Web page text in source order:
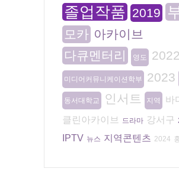
졸업작품 2019
모카 아카이브
다큐멘터리
영도 2022
미디어커뮤니케이션학부 2023
동서대학교 인서트 지역
바
클린아카이브
드라마 강서구
IPTV 뉴스 지역콘텐츠 2024